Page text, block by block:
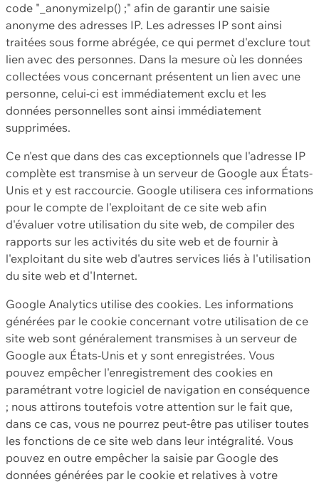
code "_anonymizeIp() ;" afin de garantir une saisie
anonyme des adresses IP. Les adresses IP sont ainsi
traitées sous forme abrégée, ce qui permet d'exclure tout
lien avec des personnes. Dans la mesure où les données
collectées vous concernant présentent un lien avec une
personne, celui-ci est immédiatement exclu et les
données personnelles sont ainsi immédiatement
supprimées.
Ce n'est que dans des cas exceptionnels que l'adresse IP
complète est transmise à un serveur de Google aux États-
Unis et y est raccourcie. Google utilisera ces informations
pour le compte de l'exploitant de ce site web afin
d'évaluer votre utilisation du site web, de compiler des
rapports sur les activités du site web et de fournir à
l'exploitant du site web d'autres services liés à l'utilisation
du site web et d'Internet.
Google Analytics utilise des cookies. Les informations
générées par le cookie concernant votre utilisation de ce
site web sont généralement transmises à un serveur de
Google aux États-Unis et y sont enregistrées. Vous
pouvez empêcher l'enregistrement des cookies en
paramétrant votre logiciel de navigation en conséquence
; nous attirons toutefois votre attention sur le fait que,
dans ce cas, vous ne pourrez peut-être pas utiliser toutes
les fonctions de ce site web dans leur intégralité. Vous
pouvez en outre empêcher la saisie par Google des
données générées par le cookie et relatives à votre